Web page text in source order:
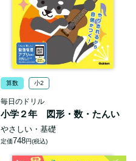
算数 小2
毎日のドリル
小学２年 図形・数・たんい
やさしい・基礎
定価748円(税込)